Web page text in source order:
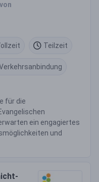
Teilzeit
für die
ein engagiertes
und